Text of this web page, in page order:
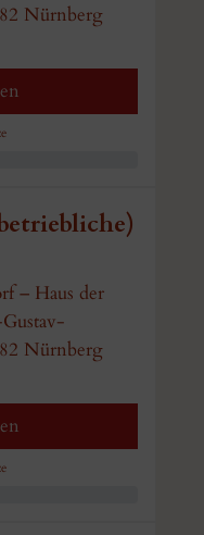
Nürnberg
– Haus der
Nürnberg